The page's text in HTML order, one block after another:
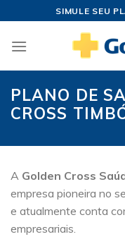
content
SIMULE SEU
PLANO DE
CROSS
A Golden Cross
empresa pioneira no
e atualmente conta
empresariais.